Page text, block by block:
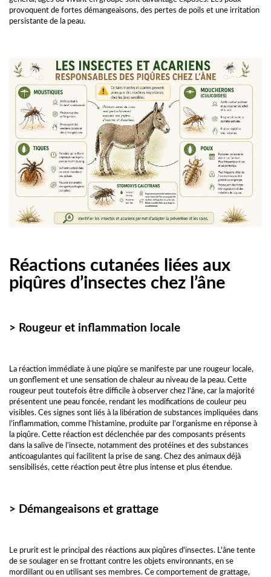
provoquent de fortes démangeaisons, des pertes de poils et une irritation
persistante de la peau.
Réactions cutanées liées aux
piqûres d’insectes chez l’âne
> Rougeur et inflammation locale
La réaction immédiate à une piqûre se manifeste par une rougeur locale,
un gonflement et une sensation de chaleur au niveau de la peau. Cette
rougeur peut toutefois être difficile à observer chez l’âne, car la majorité
présentent une peau foncée, rendant les modifications de couleur peu
visibles. Ces signes sont liés à la libération de substances impliquées dans
l’inflammation, comme l’histamine, produite par l’organisme en réponse à
la piqûre. Cette réaction est déclenchée par des composants présents
dans la salive de l’insecte, notamment des protéines et des substances
anticoagulantes qui facilitent la prise de sang. Chez des animaux déjà
sensibilisés, cette réaction peut être plus intense et plus étendue.
> Démangeaisons et grattage
Le prurit est le principal des réactions aux piqûres d'insectes. L'âne tente
de se soulager en se frottant contre les objets environnants, en se
mordillant ou en utilisant ses membres. Ce comportement de grattage,